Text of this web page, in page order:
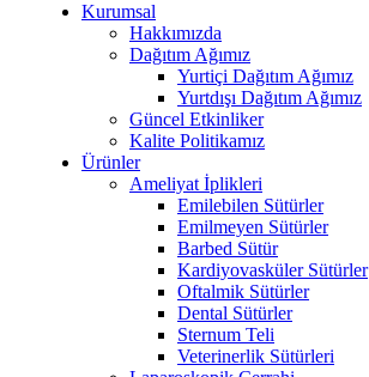
Kurumsal
Hakkımızda
Dağıtım Ağımız
Yurtiçi Dağıtım Ağımız
Yurtdışı Dağıtım Ağımız
Güncel Etkinliker
Kalite Politikamız
Ürünler
Ameliyat İplikleri
Emilebilen Sütürler
Emilmeyen Sütürler
Barbed Sütür
Kardiyovasküler Sütürler
Oftalmik Sütürler
Dental Sütürler
Sternum Teli
Veterinerlik Sütürleri